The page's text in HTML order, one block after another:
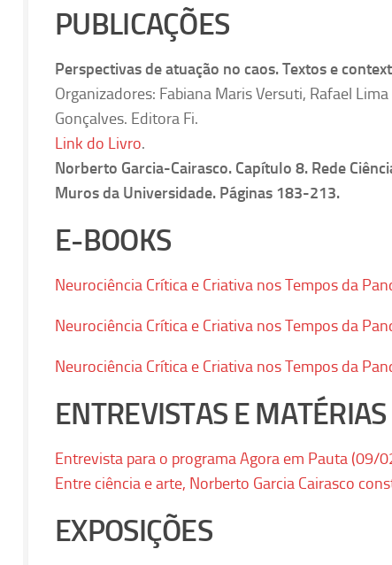
PUBLICAÇÕES
Perspectivas de atuação no caos. Textos e
Organizadores: Fabiana Maris Versuti, Rafael
Gonçalves. Editora Fi.
Link do Livro.
Norberto Garcia-Cairasco. Capítulo 8. Rede
Muros da Universidade. Páginas 183-213.
E-BOOKS
Neurociência Crítica e Criativa nos Tempos da
Neurociência Crítica e Criativa nos Tempos da
Neurociência Crítica e Criativa nos Tempos da
ENTREVISTAS E MATÉRIAS
Entrevista para o programa Agora em Pauta (09/
Entre ciência e arte, Norberto Garcia Cairasco
EXPOSIÇÕES